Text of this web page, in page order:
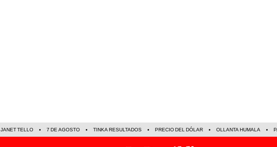
JANET TELLO 7 DE AGOSTO TINKA RESULTADOS PRECIO DEL DÓLAR OLLANTA HUMALA